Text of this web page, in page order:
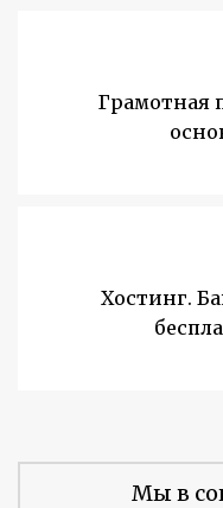
Грамотная
Хостинг.
Мы в